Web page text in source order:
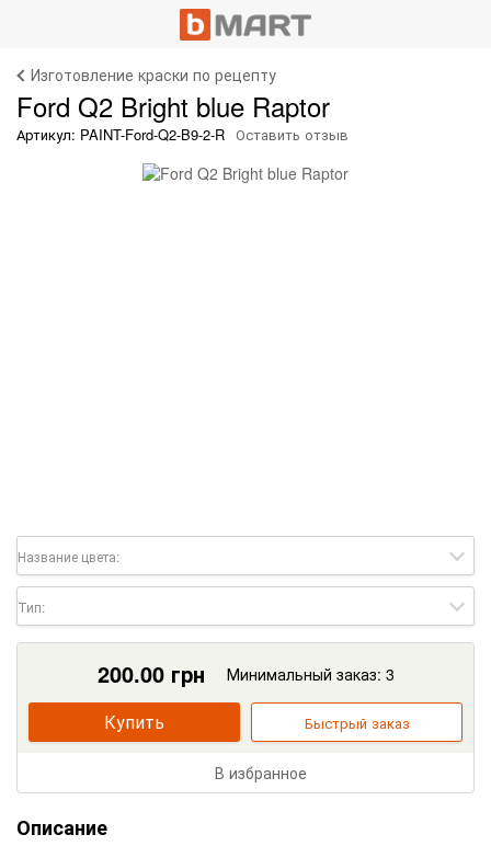
Изготовление краски по рецепту
Ford Q2 Bright blue Raptor
Артикул: PAINT-Ford-Q2-B9-2-R Оставить отзыв
Название цвета:
Тип:
200.00грн Минимальный заказ: 3
Купить Быстрый заказ
В избранное
Описание